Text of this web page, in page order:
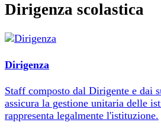
Dirigenza scolastica
Dirigenza
Staff composto dal Dirigente e dai
assicura la gestione unitaria delle
rappresenta legalmente l'istituzione.